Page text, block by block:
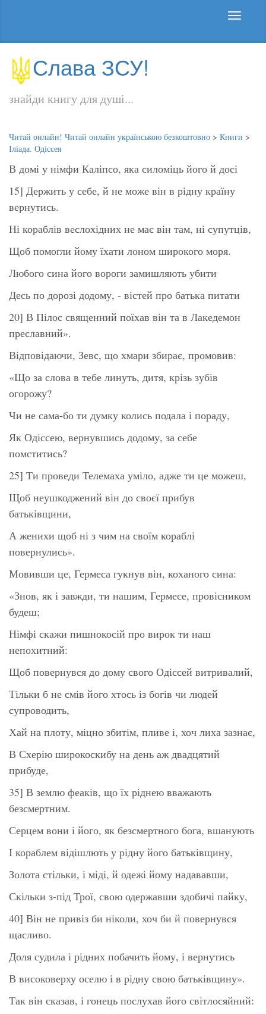
Слава ЗСУ!
знайди книгу для душі...
Читай онлайн! Читай онлайн українською безкоштовно > Книги >
Іліада. Одіссея
В домі у німфи Каліпсо, яка силоміць його й досі
15] Держить у себе, й не може він в рідну країну
вернутись.
Ні кораблів веслохідних не має він там, ні супутців,
Щоб помогли йому їхати лоном широкого моря.
Любого сина його вороги замишляють убити
Десь по дорозі додому, - вістей про батька питати
20] В Пілос священний поїхав він та в Лакедемон
преславний».
Відповідаючи, Зевс, що хмари збирає, промовив:
«Що за слова в тебе линуть, дитя, крізь зубів
огорожу?
Чи не сама-бо ти думку колись подала і пораду,
Як Одіссею, вернувшись додому, за себе
помститись?
25] Ти проведи Телемаха уміло, адже ти це можеш,
Щоб неушкоджений він до своєї прибув
батьківщини,
А женихи щоб ні з чим на своїм кораблі
повернулись».
Мовивши це, Гермеса гукнув він, коханого сина:
«Знов, як і завжди, ти нашим, Гермесе, провісником
будеш;
Німфі скажи пишнокосій про вирок ти наш
непохитний:
Щоб повернувся до дому свого Одіссей витривалий,
Тільки б не смів його хтось із богів чи людей
супроводить,
Хай на плоту, міцно збитім, пливе і, хоч лиха зазнає,
В Схерію широкоскибу на день аж двадцятий
прибуде,
35] В землю феаків, що їх ріднею вважають
безсмертним.
Серцем вони і його, як безсмертного бога, вшанують
І кораблем відішлють у рідну його батьківщину,
Золота стільки, і міді, й одежі йому надававши,
Скільки з-під Трої, свою одержавши здобичі пайку,
40] Він не привіз би ніколи, хоч би й повернувся
щасливо.
Доля судила і рідних побачить йому, і вернутись
В високоверху оселю і в рідну свою батьківщину».
Так він сказав, і гонець послухав його світлосяйний: